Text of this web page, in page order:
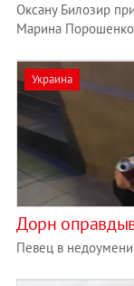
Оксану Билозир
Марина
Украина
Дорн
Певец в